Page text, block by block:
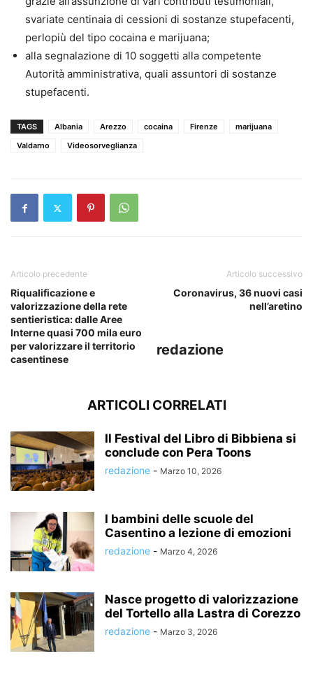
svariate centinaia di cessioni di sostanze stupefacenti,
perlopiù del tipo cocaina e marijuana;
alla segnalazione di 10 soggetti alla competente
Autorità amministrativa, quali assuntori di sostanze
stupefacenti.
TAGS Albania Arezzo cocaina Firenze
marijuana
Valdarno
Videosorveglianza
Articolo precedente
Riqualificazione e
valorizzazione della rete
sentieristica: dalle Aree
Interne quasi 700 mila euro
per valorizzare il territorio
casentinese
Articolo successivo
Coronavirus, 36 nuovi casi
nell’aretino
redazione
ARTICOLI CORRELATI
Il Festival del Libro di Bibbiena si
conclude con Pera Toons
redazione - Marzo 10, 2026
I bambini delle scuole del
Casentino a lezione di emozioni
redazione - Marzo 4, 2026
Nasce progetto di valorizzazione
del Tortello alla Lastra di Corezzo
redazione - Marzo 3, 2026